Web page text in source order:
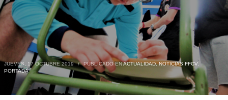
JUEVES, 17 OCTUBRE 2019 / PUBLICADO ENACTUALIDAD,NOTICIAS FFCV,
PORTADA